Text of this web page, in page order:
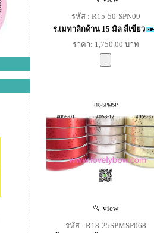
รหัส : R15-50-SPN09
ร.เมทาลิกด้าน 15 มิล สีเขียว
ราคา: 1,750.00 บาท
view
รหัส : R18-25SPMSP068